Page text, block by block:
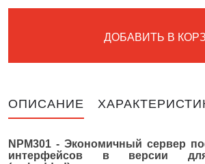
ДОБАВИТЬ В
ОПИСАНИЕ
NPM301 - Экономичный сервер
интерфейсов в версии для